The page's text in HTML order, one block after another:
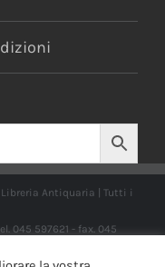
Libreria Antiquaria | Tutti i
045 597621 - fax. 045